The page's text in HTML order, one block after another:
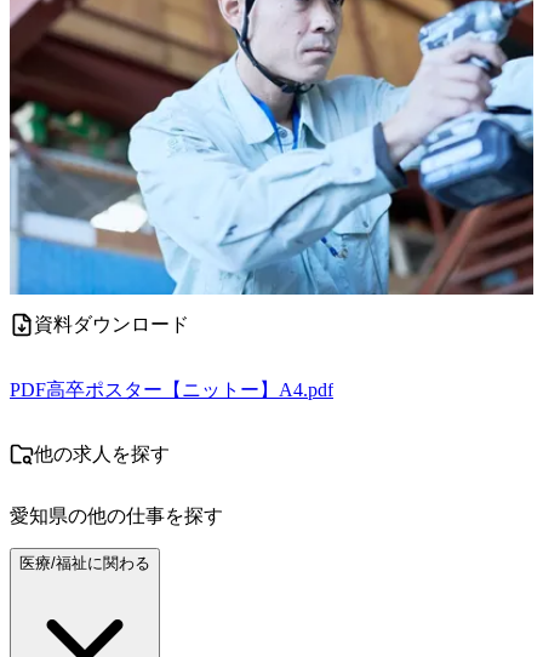
資料ダウンロード
PDF高卒ポスター【ニットー】A4.pdf
他の求人を探す
愛知県の他の仕事を探す
医療/福祉に関わる